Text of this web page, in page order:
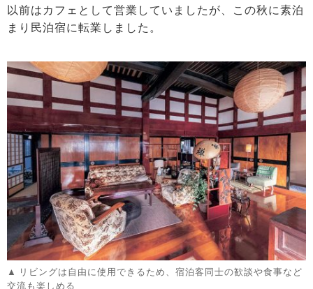
以前はカフェとして営業していましたが、この秋に素泊
まり民泊宿に転業しました。
リビングは自由に使用できるため、宿泊客同士の歓談や食事など
交流も楽しめる